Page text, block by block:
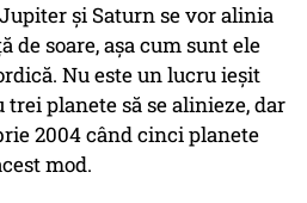
şi Saturn se vor alinia
de soare, aşa cum sunt ele
Nu este un lucru ieşit
trei planete să se alinieze, dar
2004 când cinci planete
mod.